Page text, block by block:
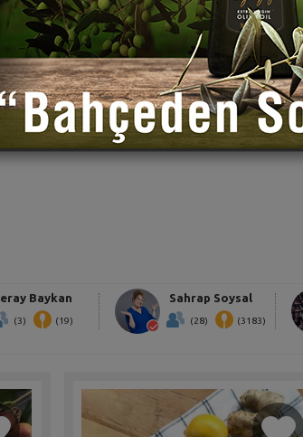
Baykan
(3) (19)
Sahrap Soysal
(28) (3183)